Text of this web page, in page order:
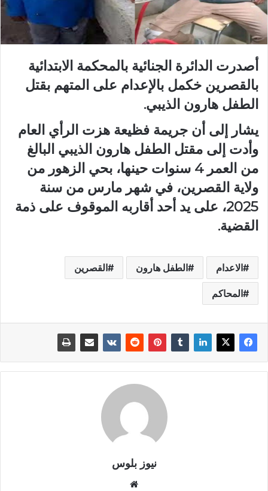
أصدرت الدائرة الجنائية بالمحكمة الابتدائية
بالقصرين خكمل بالإعدام على المتهم بقتل
الطفل هارون الذيبي.
يشار إلى أن جريمة فظيعة هزت الرأي العام
وأدت إلى مقتل الطفل هارون الذيبي البالغ
من العمر 4 سنوات حينها، بحي الزهور من
ولاية القصرين، في شهر مارس من سنة
2025، على يد أحد أقاربه الموقوف على ذمة
القضية.
الاعدام الطفل هارون القصرين
المحاكم
نيوز بلوس